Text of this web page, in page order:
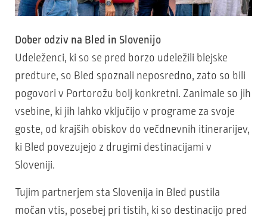
Dober odziv na Bled in Slovenijo
Udeleženci, ki so se pred borzo udeležili blejske
predture, so Bled spoznali neposredno, zato so bili
pogovori v Portorožu bolj konkretni. Zanimale so jih
vsebine, ki jih lahko vključijo v programe za svoje
goste, od krajših obiskov do večdnevnih itinerarijev,
ki Bled povezujejo z drugimi destinacijami v
Sloveniji.
Tujim partnerjem sta Slovenija in Bled pustila
močan vtis, posebej pri tistih, ki so destinacijo pred